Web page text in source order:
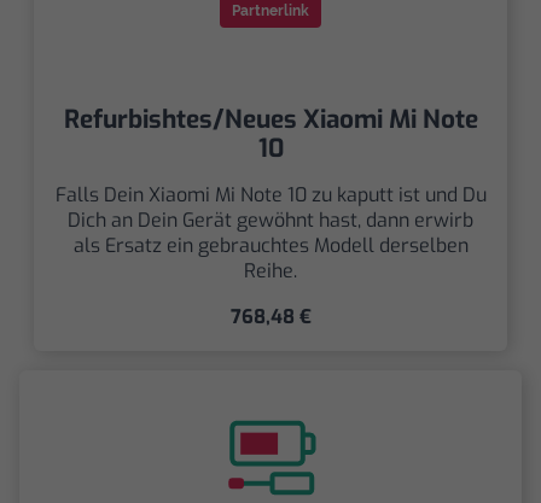
Partnerlink
Refurbishtes/Neues Xiaomi Mi Note
10
Falls Dein Xiaomi Mi Note 10 zu kaputt ist und Du
Dich an Dein Gerät gewöhnt hast, dann erwirb
als Ersatz ein gebrauchtes Modell derselben
Reihe.
768,48 €